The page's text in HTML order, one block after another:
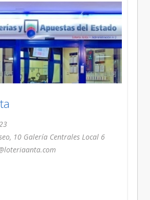
10 Galería Centrales Local 6